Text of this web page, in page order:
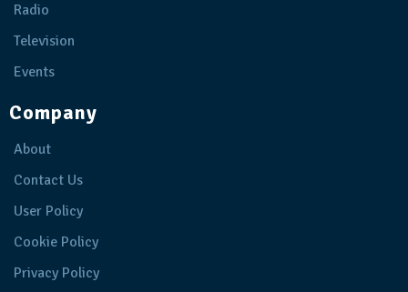
Radio
Television
Events
Company
About
Contact Us
User Policy
Cookie Policy
Privacy Policy